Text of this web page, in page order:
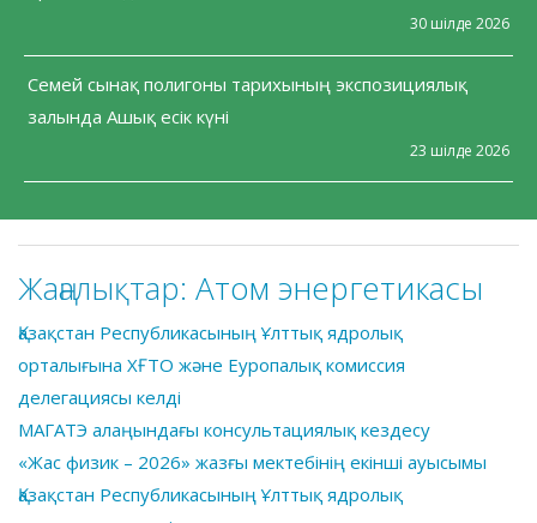
30 шілде 2026
Семей сынақ полигоны тарихының экспозициялық
залында Ашық есік күні
23 шілде 2026
Жаңалықтар: Атом энергетикасы
Қазақстан Республикасының Ұлттық ядролық
орталығына ХҒТО және Еуропалық комиссия
делегациясы келді
МАГАТЭ алаңындағы консультациялық кездесу
«Жас физик – 2026» жазғы мектебінің екінші ауысымы
Қазақстан Республикасының Ұлттық ядролық